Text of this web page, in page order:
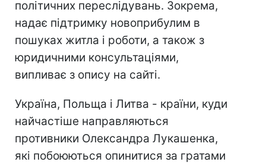
політичних переслідувань. Зокрема,
надає підтримку новоприбулим в
пошуках житла і роботи, а також з
юридичними консультаціями,
випливає з опису на сайті.
Україна, Польща і Литва - країни, куди
найчастіше направляються
противники Олександра Лукашенка,
які побоюються опинитися за гратами